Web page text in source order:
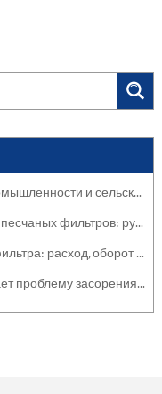
·Насосы для песчаных фильтров в промышленности и сельском хозяйстве: защита систем
·Устранение неисправностей насосов песчаных фильтров: руководство по обслуживанию
·Как подобрать насос для песчаного фильтра: расход, оборот и эффективность
·Как мешающий насос серии SPT решает проблему засорения тяжелыми отложениями и суспензиями